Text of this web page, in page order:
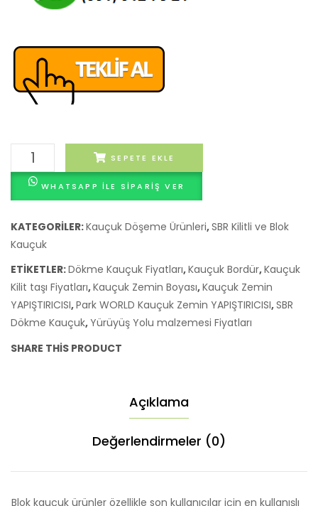
x
Kilitli
Kauçuk
SEPETE EKLE
WHATSAPP ILE SIPARIŞ VER
KATEGORILER:Kauçuk Döşeme Ürünleri,SBR Kilitli ve Blok
Kauçuk
ETIKETLER:Dökme Kauçuk Fiyatları,Kauçuk Bordür,Kauçuk
Kilit taşı Fiyatları,Kauçuk Zemin Boyası,Kauçuk Zemin
YAPIŞTIRICISI,Park WORLD Kauçuk Zemin YAPIŞTIRICISI,SBR
Dökme Kauçuk,Yürüyüş Yolu malzemesi Fiyatları
SHARE THIS PRODUCT
Açıklama
Değerlendirmeler (0)
Blok kauçuk ürünler özellikle son kullanıcılar için en kullanışlı